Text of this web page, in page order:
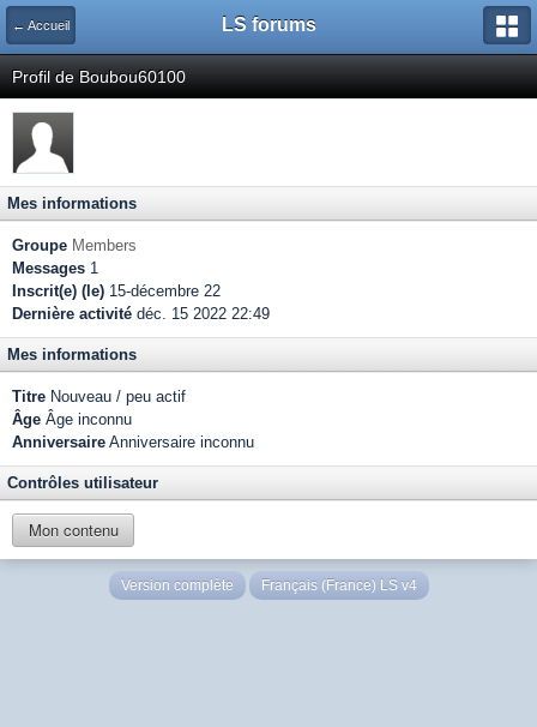
← Accueil LS forums
Profil de Boubou60100
Mes informations
Groupe Members
Messages 1
Inscrit(e) (le) 15-décembre 22
Dernière activité déc. 15 2022 22:49
Mes informations
Titre Nouveau / peu actif
Âge Âge inconnu
Anniversaire Anniversaire inconnu
Contrôles utilisateur
Mon contenu
Version complète Français (France) LS v4